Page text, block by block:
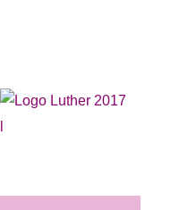
Ruhr